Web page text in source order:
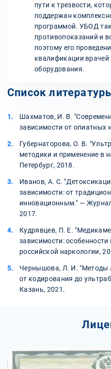
пути к трезвости,
поддержан
программой. УБОД
противопоказаний и
поэтому его
квалификации врачей
оборудования.
Список
Шахматов, И. В.
зависимости от опиатных
Губернаторова, О. В.
методики и применение в
Петербург, 2018.
Иванов, А. С.
зависимости: от
инновационным." —
2017.
Кудрявцев, П. Е.
зависимости:
российской наркологии,
Чернышова, Л. И. "Методы
от кодирования до
Казань, 2021.